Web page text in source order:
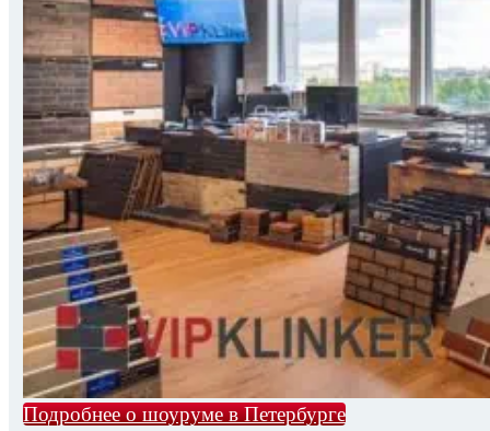
Подробнее о шоуруме в Петербурге